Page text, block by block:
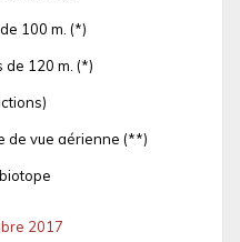
100 m. (*)
de 120 m. (*)
de vue aérienne (**)
2017